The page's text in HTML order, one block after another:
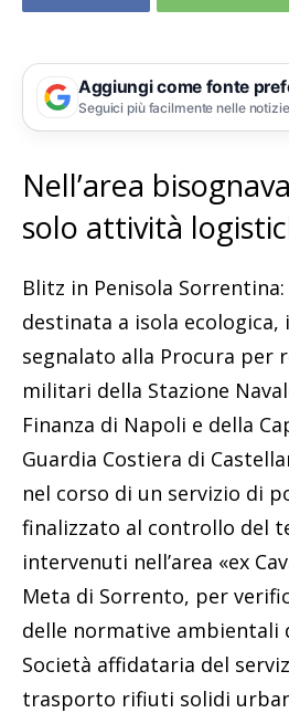
Aggiungi come fonte
Seguici più facilmente nelle
Nell’area
solo attività
Blitz in Penisola
destinata a isola
segnalato alla Procura per
militari della Stazione
Finanza di Napoli e della
Guardia Costiera di
nel corso di un servizio di
finalizzato al controllo del
intervenuti nell’area «ex
Meta di Sorrento, per
delle normative ambientali
Società affidataria del
trasporto rifiuti solidi